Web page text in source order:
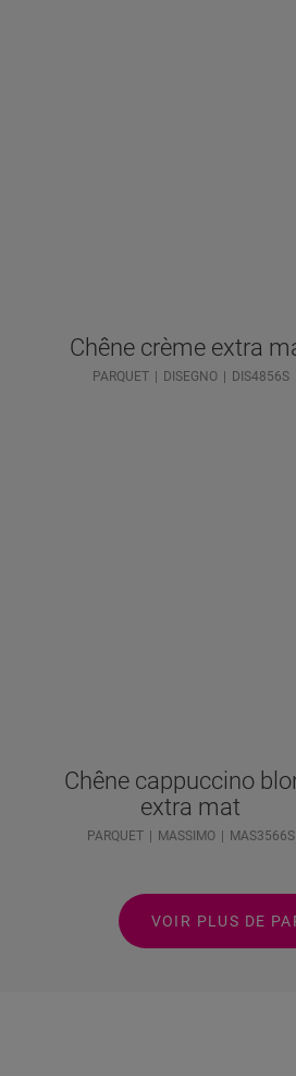
Chêne crème extra
PARQUET DISEGNO DIS4856S
Chêne cappuccino
extra mat
PARQUET MASSIMO MAS3566S
VOIR PLUS DE